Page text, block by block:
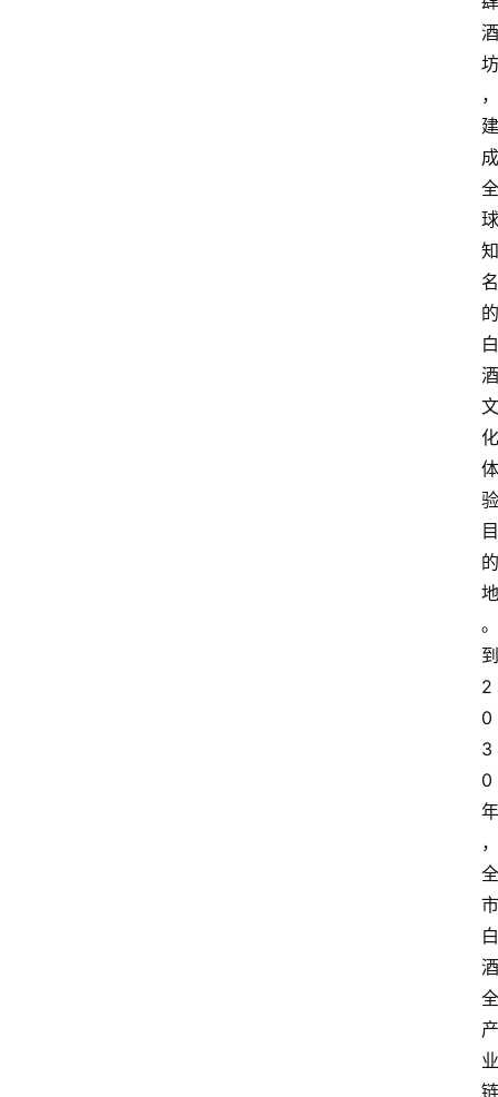
酒
坊
，
建
成
全
球
知
名
的
白
酒
文
化
体
验
目
的
地
。
到
2
0
3
0
年
，
全
市
白
酒
全
产
业
链